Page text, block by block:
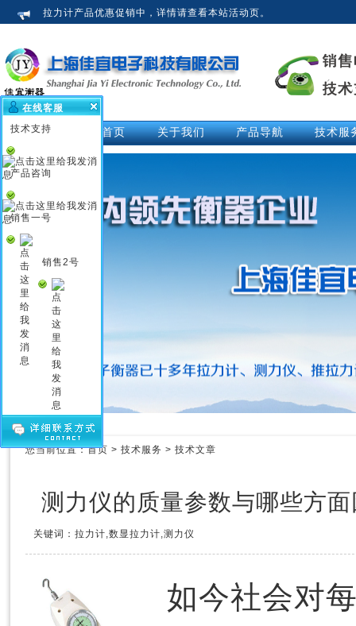
拉力计产品优惠促销中，详情请查看本站活动页。
网站首页 关于我们
公司介绍
行业知识
企业文化
产品导航
拉力计
推拉力计
数显拉力计
电子测力计
电子测力仪
无线测力计
无线拉力计
压力测力计
技术服
技术文
您当前位置：首页 > 技术服务 > 技术文章
测力仪的质量参数与哪些方
关键词：拉力计,数显拉力计,测力仪
如今社会对
在线客服
技术支持
产品咨询
销售一号
销售2号